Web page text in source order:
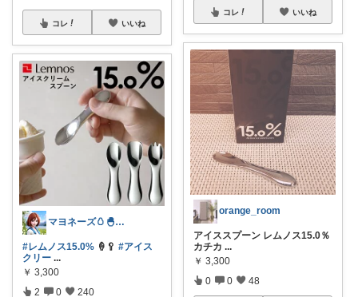
コレ いいね
マヨネーズ🥚‪🐣✨️お礼はプロフで♪
#レムノス15.0% 🍦🥄 #アイス
クリー ...
￥ 3,300
2 0 240
コレ いいね
orange_room
アイススプーン レムノス15.0％
カチカ ...
￥ 3,300
0 0 48